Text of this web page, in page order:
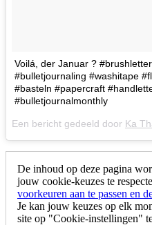
Voilá, der Januar ?
#bulletjournaling #washitape
#basteln #papercraft
#bulletjournalmonthly
Een bericht gedeeld door Ka
De inhoud op deze pagina
jouw cookie-keuzes te
voorkeuren aan te passen en
Je kan jouw keuzes op elk
site op "Cookie-instellingen"